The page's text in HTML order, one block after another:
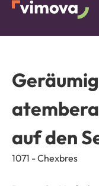
auf den
1071 - Chexbres